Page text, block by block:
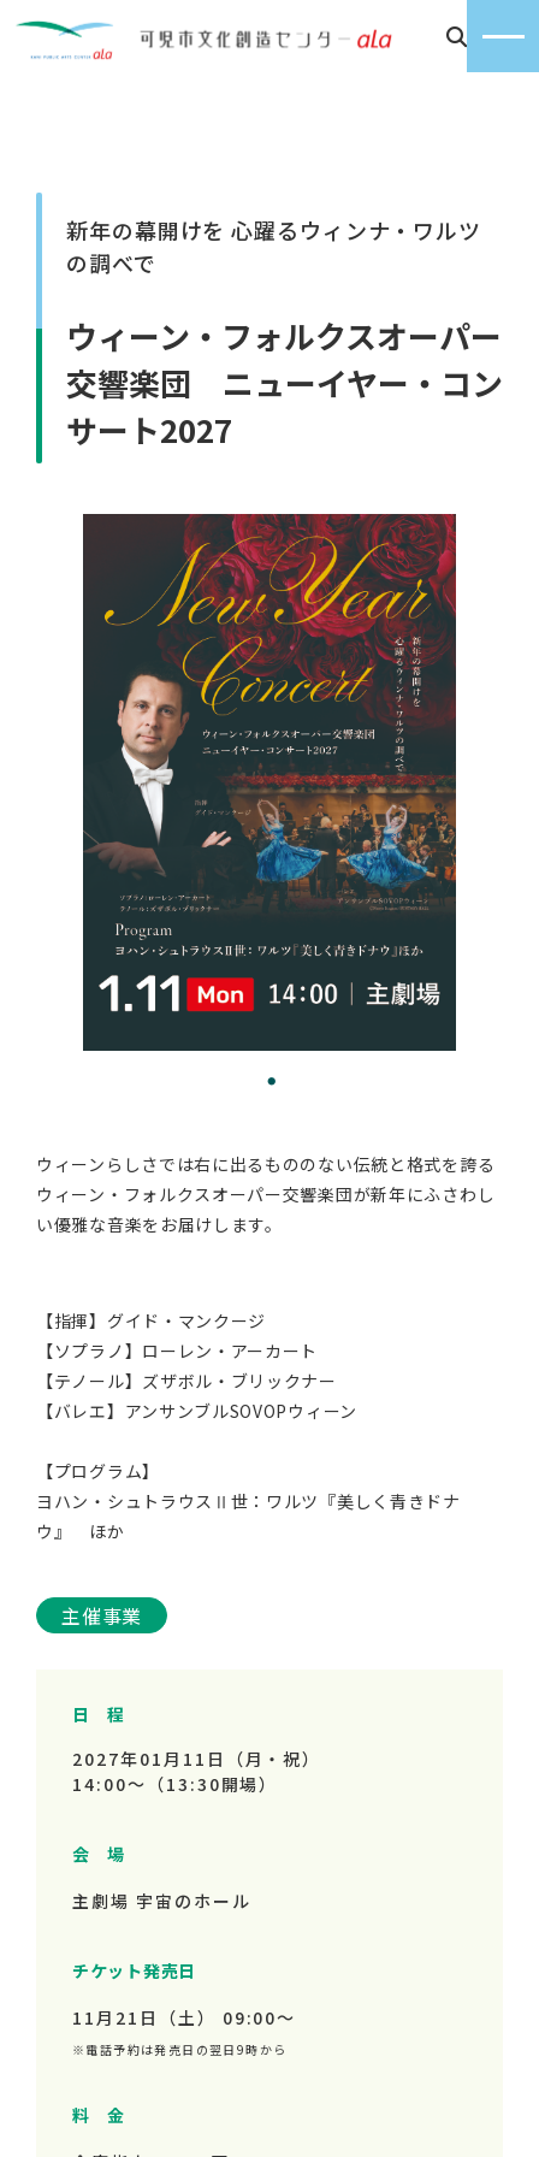
新年の幕開けを 心躍るウィンナ・ワルツ
の調べで
ウィーン・フォルクスオーパー
交響楽団 ニューイヤー・コン
サート2027
ウィーンらしさでは右に出るもののない伝統と格式を誇る
ウィーン・フォルクスオーパー交響楽団が新年にふさわし
い優雅な音楽をお届けします。
【指揮】グイド・マンクージ
【ソプラノ】ローレン・アーカート
【テノール】ズザボル・ブリックナー
【バレエ】アンサンブルSOVOPウィーン
【プログラム】
ヨハン・シュトラウスⅡ世：ワルツ『美しく青きドナ
ウ』 ほか
主催事業
日 程
2027年01月11日（月・祝）
14:00～ （13:30開場）
会 場
主劇場 宇宙のホール
チケット発売日
11月21日（土） 09:00～
※電話予約は発売日の翌日9時から
料 金